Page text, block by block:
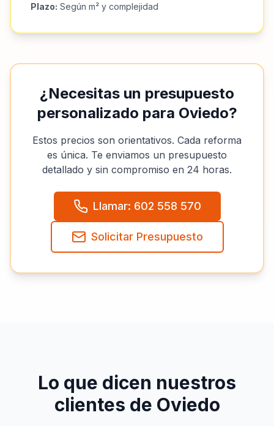
Plazo: Según m² y complejidad
¿Necesitas un presupuesto
personalizado para Oviedo?
Estos precios son orientativos. Cada reforma
es única. Te enviamos un presupuesto
detallado y sin compromiso en 24 horas.
Llamar: 602 558 570
Solicitar Presupuesto
Lo que dicen nuestros
clientes de Oviedo